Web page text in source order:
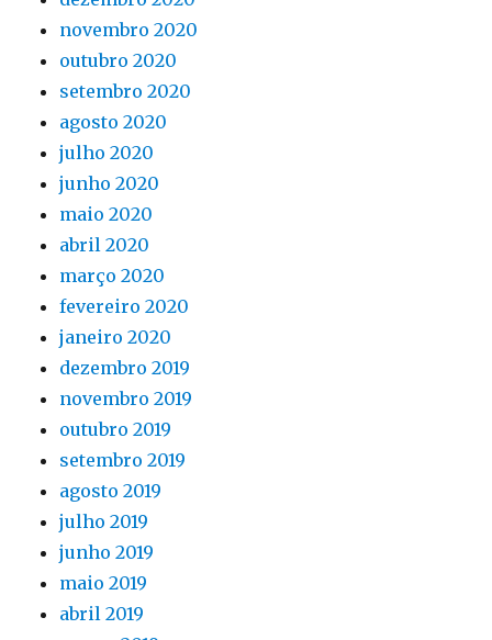
novembro 2020
outubro 2020
setembro 2020
agosto 2020
julho 2020
junho 2020
maio 2020
abril 2020
março 2020
fevereiro 2020
janeiro 2020
dezembro 2019
novembro 2019
outubro 2019
setembro 2019
agosto 2019
julho 2019
junho 2019
maio 2019
abril 2019